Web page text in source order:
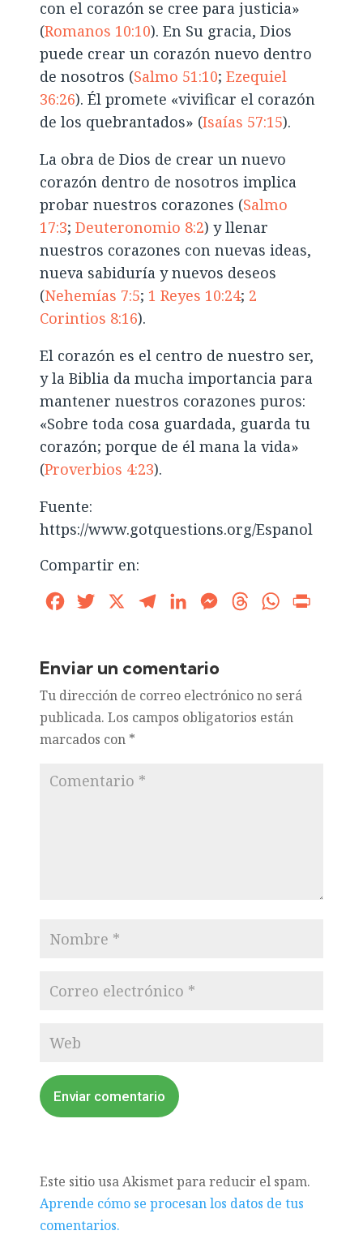
con el corazón se cree para justicia»
(Romanos 10:10). En Su gracia, Dios
puede crear un corazón nuevo dentro
de nosotros (Salmo 51:10;Ezequiel
36:26). Él promete «vivificar el corazón
de los quebrantados» (Isaías 57:15).
La obra de Dios de crear un nuevo
corazón dentro de nosotros implica
probar nuestros corazones (Salmo
17:3;Deuteronomio 8:2) y llenar
nuestros corazones con nuevas ideas,
nueva sabiduría y nuevos deseos
(Nehemías 7:5; 1 Reyes 10:24; 2
Corintios 8:16).
El corazón es el centro de nuestro ser,
y la Biblia da mucha importancia para
mantener nuestros corazones puros:
«Sobre toda cosa guardada, guarda tu
corazón; porque de él mana la vida»
(Proverbios 4:23).
Fuente:
https://www.gotquestions.org/Espanol
Compartir en:
FacebookTwitter TelegramLinkedInMessengerThreadsWhatsApp
Enviar un comentario
Tu dirección de correo electrónico no será
publicada. Los campos obligatorios están
marcados con *
Enviar comentario
Este sitio usa Akismet para reducir el spam.
Aprende cómo se procesan los datos de tus
comentarios.